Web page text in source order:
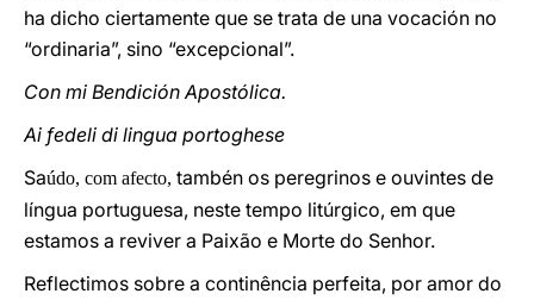
ha dicho ciertamente que se trata de una vocación no
“ordinaria”, sino “excepcional”.
Con mi Bendición Apostólica.
Ai fedeli di lingua portoghese
Saúdo, com afecto, tambén os peregrinos e ouvintes de
língua portuguesa, neste tempo litúrgico, em que
estamos a reviver a Paixão e Morte do Senhor.
Reflectimos sobre a continência perfeita, por amor do